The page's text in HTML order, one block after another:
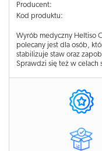
Producent:
Kod produktu:
Wyrób medyczny Heltiso
polecany jest dla osób,
stabilizuje staw oraz
Sprawdzi się też w celach